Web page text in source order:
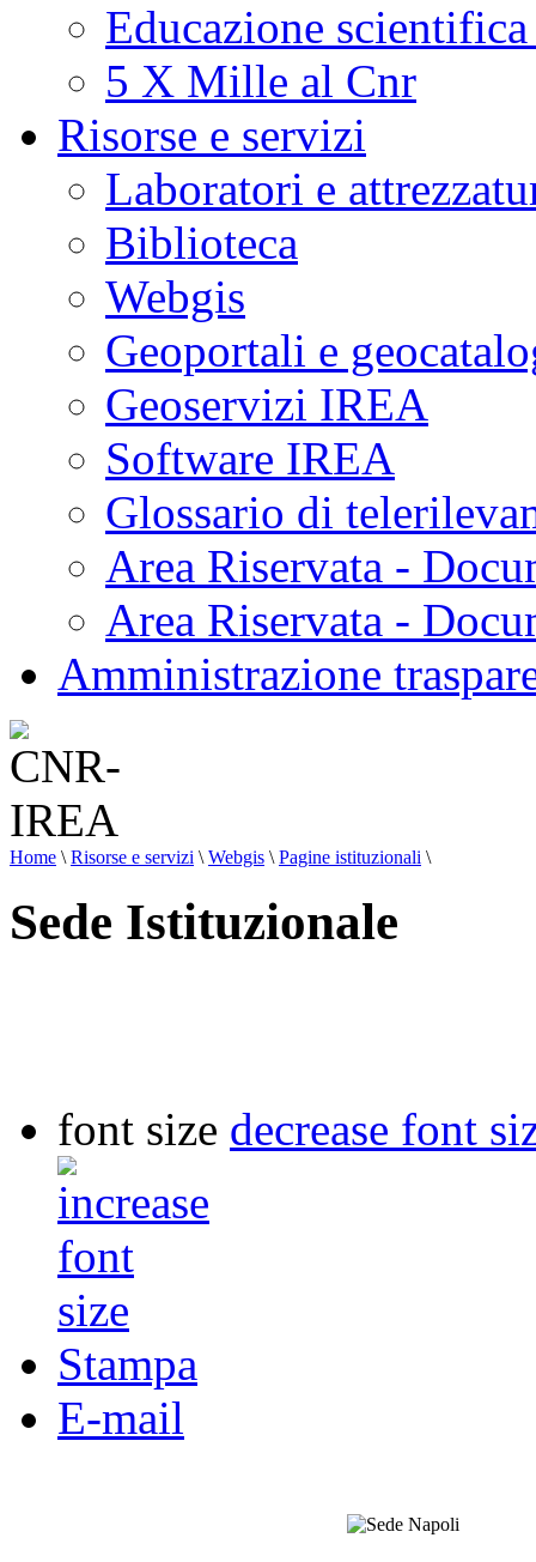
Educazione
5 X Mille al Cnr
Risorse e servizi
Laboratori e
Biblioteca
Webgis
Geoportali e
Geoservizi IREA
Software IREA
Glossario di
Area Riservata -
Area Riservata -
Amministrazione
Home \ Risorse e servizi \ Webgis \ Pagine istituzionali \
Sede Istituzionale
font size decrease font
Stampa
E-mail